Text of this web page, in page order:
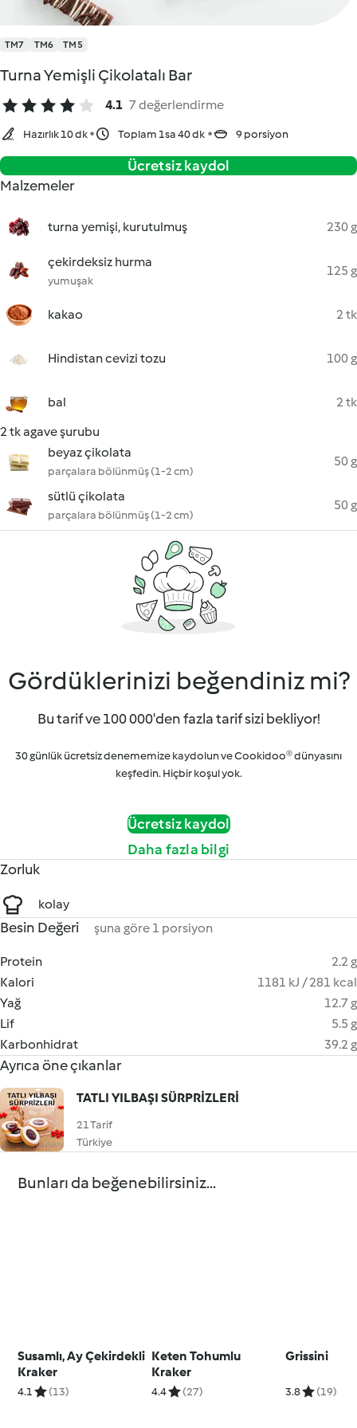
TM7 TM6 TM5
Turna Yemişli Çikolatalı Bar
4.1 7 değerlendirme
Hazırlık 10 dk Toplam 1sa 40 dk 9 porsiyon
Ücretsiz kaydol
Malzemeler
turna yemişi, kurutulmuş 230 g
çekirdeksiz hurma
yumuşak
125 g
kakao 2 tk
Hindistan cevizi tozu 100 g
bal
2 tk
2 tk agave şurubu
beyaz çikolata
parçalara bölünmüş (1-2 cm)
50 g
sütlü çikolata
parçalara bölünmüş (1-2 cm)
50 g
Gördüklerinizi beğendiniz mi?
Bu tarif ve 100 000'den fazla tarif sizi bekliyor!
30 günlük ücretsiz denememize kaydolun ve Cookidoo® dünyasını
keşfedin. Hiçbir koşul yok.
Ücretsiz kaydol
Daha fazla bilgi
Zorluk
kolay
Besin Değeri şuna göre 1 porsiyon
Protein
2.2 g
Kalori
1181 kJ / 281 kcal
Yağ
12.7 g
Lif
5.5 g
Karbonhidrat
39.2 g
Ayrıca öne çıkanlar
TATLI YILBAŞI SÜRPRİZLERİ
21 Tarif
Türkiye
Bunları da beğenebilirsiniz...
Susamlı, Ay Çekirdekli
Kraker
4.1 (13)
Keten Tohumlu
Kraker
4.4 (27)
Grissini
3.8 (19)